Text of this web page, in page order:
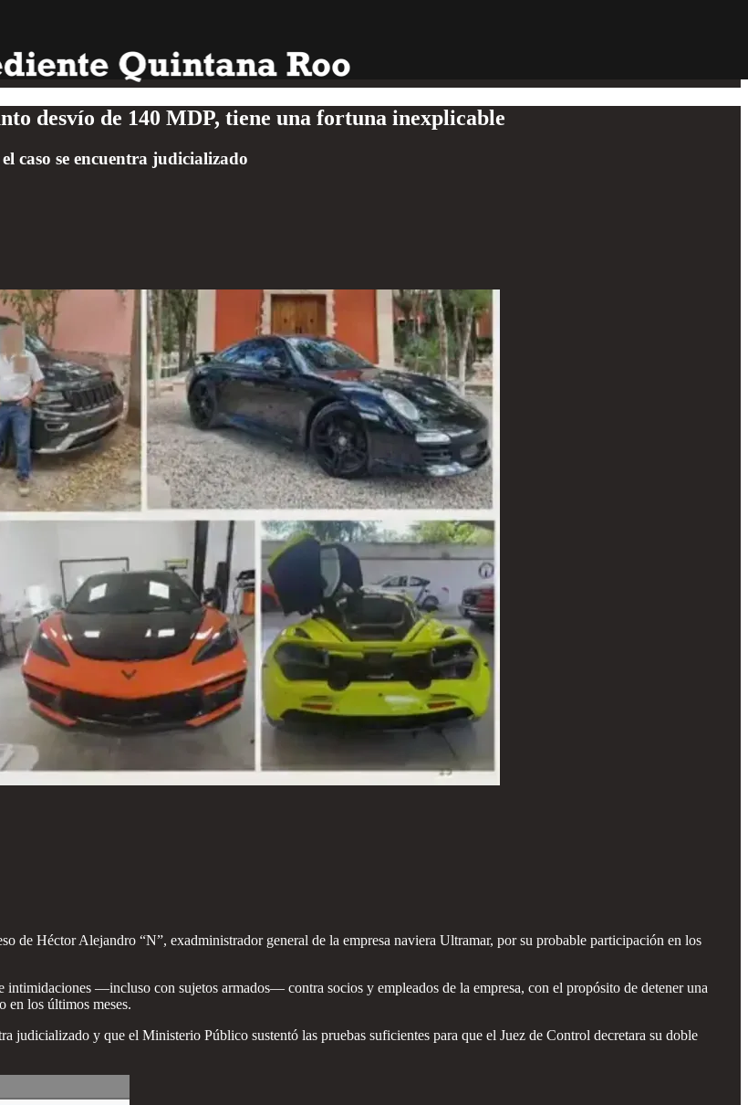
desvío de 140 MDP, tiene una fortuna inexplicable
caso se encuentra judicializado
Héctor Alejandro “N”, exadministrador general de la empresa naviera Ultramar, por su probable participación en los
—incluso con sujetos armados— contra socios y empleados de la empresa, con el propósito de detener una
en los últimos meses.
judicializado y que el Ministerio Público sustentó las pruebas suficientes para que el Juez de Control decretara su doble